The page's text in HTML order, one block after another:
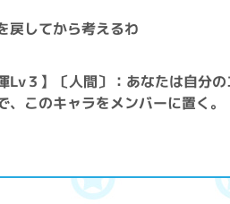
戻してから考えるわ
Lv３】〔人間〕：あなたは自分
このキャラをメンバーに置く。